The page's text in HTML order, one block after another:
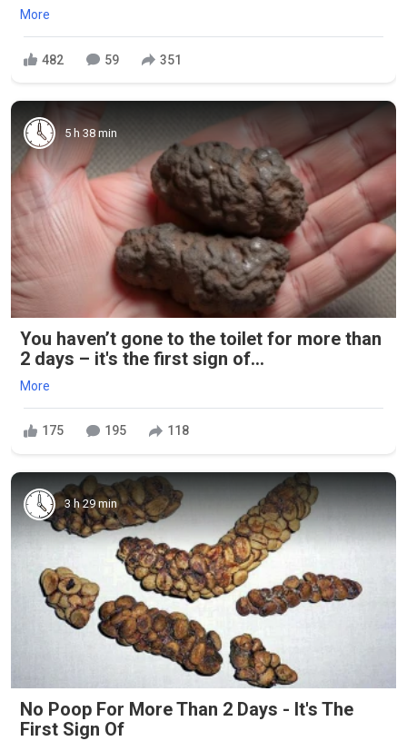
More
482 59 351
5 h 38 min
You haven’t gone to the toilet for more than
2 days – it's the first sign of...
More
175 195 118
3 h 29 min
No Poop For More Than 2 Days - It's The
First Sign Of